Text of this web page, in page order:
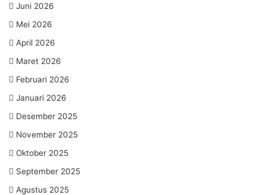
Juni 2026
Mei 2026
April 2026
Maret 2026
Februari 2026
Januari 2026
Desember 2025
November 2025
Oktober 2025
September 2025
Agustus 2025